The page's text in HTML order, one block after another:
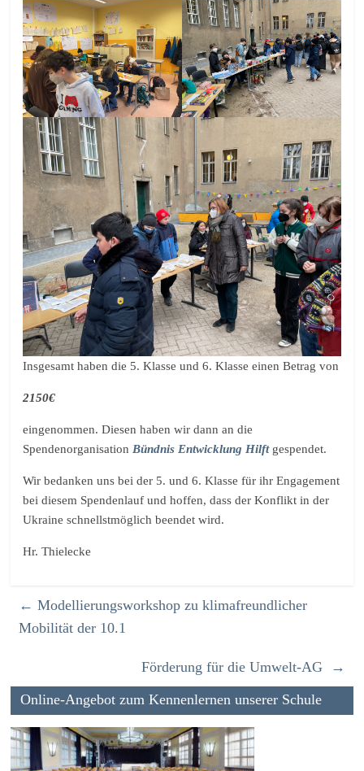
Insgesamt haben die 5. Klasse und 6. Klasse einen Betrag von
2150€
eingenommen. Diesen haben wir dann an die
Spendenorganisation Bündnis Entwicklung Hilft gespendet.
Wir bedanken uns bei der 5. und 6. Klasse für ihr Engagement
bei diesem Spendenlauf und hoffen, dass der Konflikt in der
Ukraine schnellstmöglich beendet wird.
Hr. Thielecke
← Modellierungsworkshop zu klimafreundlicher
Mobilität der 10.1
Förderung für die Umwelt-AG
→
Online-Angebot zum Kennenlernen unserer Schule